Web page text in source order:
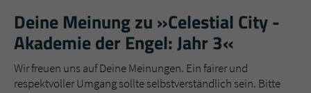
Deine Meinung zu »Celestial City -
Akademie der Engel: Jahr 3«
Wir freuen uns auf Deine Meinungen. Ein fairer und
respektvoller Umgang sollte selbstverständlich sein. Bitte